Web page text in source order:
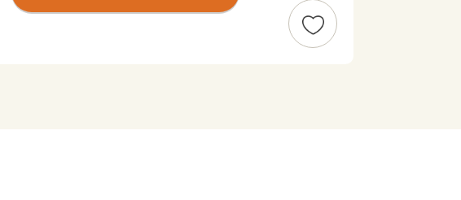
設もたくさんあり、子育て世帯が暮らしやすいまちで